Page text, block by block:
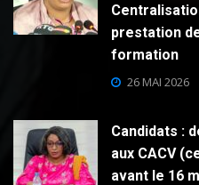
prestation
formation
26 MAI 2026
Candidats :
aux CACV
avant le 16